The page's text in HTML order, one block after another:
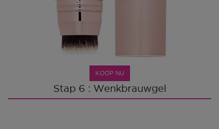
KOOP NU
Stap 6 : Wenkbrauwgel